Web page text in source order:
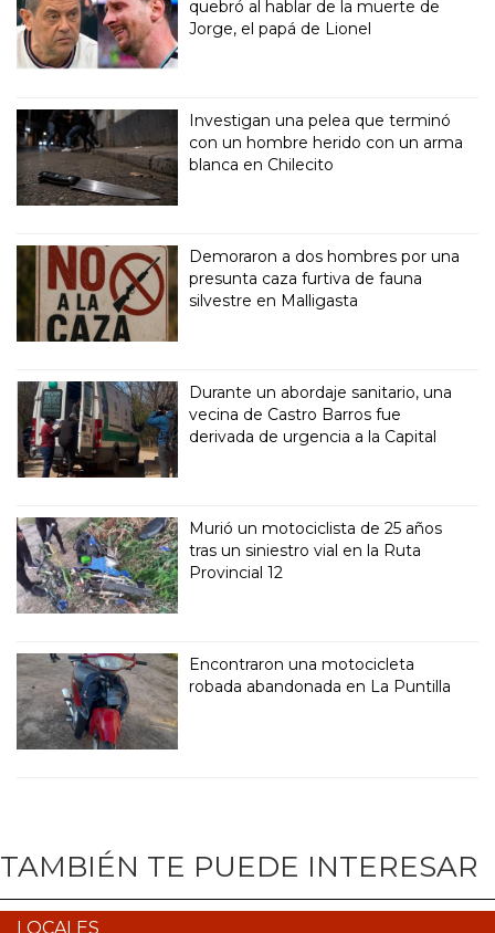
quebró al hablar de la muerte de
Jorge, el papá de Lionel
Investigan una pelea que terminó
con un hombre herido con un arma
blanca en Chilecito
Demoraron a dos hombres por una
presunta caza furtiva de fauna
silvestre en Malligasta
Durante un abordaje sanitario, una
vecina de Castro Barros fue
derivada de urgencia a la Capital
Murió un motociclista de 25 años
tras un siniestro vial en la Ruta
Provincial 12
Encontraron una motocicleta
robada abandonada en La Puntilla
TAMBIÉN TE PUEDE INTERESAR
LOCALES